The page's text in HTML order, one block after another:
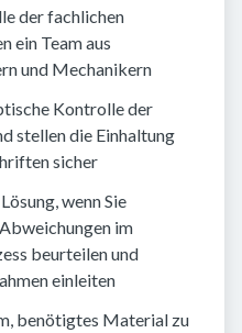
der fachlichen
ein Team aus
und Mechanikern
Kontrolle der
stellen die Einhaltung
sicher
wenn Sie
im
beurteilen und
einleiten
benötigtes Material zu